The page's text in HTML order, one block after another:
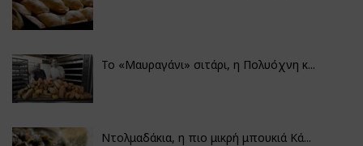
Το «Μαυραγάνι» σιτάρι, η Πολυόχνη κ...
Ντολμαδάκια, η πιο μικρή μπουκιά Κά...